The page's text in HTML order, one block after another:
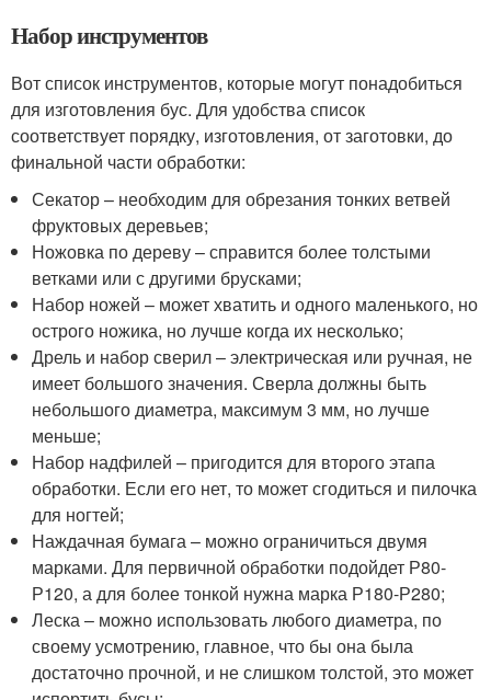
Набор инструментов
Вот список инструментов, которые могут понадобиться
для изготовления бус. Для удобства список
соответствует порядку, изготовления, от заготовки, до
финальной части обработки:
Секатор – необходим для обрезания тонких ветвей
фруктовых деревьев;
Ножовка по дереву – справится более толстыми
ветками или с другими брусками;
Набор ножей – может хватить и одного маленького, но
острого ножика, но лучше когда их несколько;
Дрель и набор сверил – электрическая или ручная, не
имеет большого значения. Сверла должны быть
небольшого диаметра, максимум 3 мм, но лучше
меньше;
Набор надфилей – пригодится для второго этапа
обработки. Если его нет, то может сгодиться и пилочка
для ногтей;
Наждачная бумага – можно ограничиться двумя
марками. Для первичной обработки подойдет Р80-
Р120, а для более тонкой нужна марка Р180-Р280;
Леска – можно использовать любого диаметра, по
своему усмотрению, главное, что бы она была
достаточно прочной, и не слишком толстой, это может